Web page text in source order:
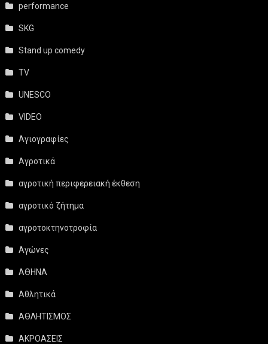
performance
SKG
Stand up comedy
TV
UNESCO
VIDEO
Αγιογραφίες
Αγροτικά
αγροτική περιφερειακή έκθεση
αγροτικό ζήτημα
αγροτοκτηνοτροφία
Αγώνες
ΑΘΗΝΑ
Αθλητικά
ΑΘΛΗΤΙΣΜΟΣ
ΑΚΡΟΑΣΕΙΣ